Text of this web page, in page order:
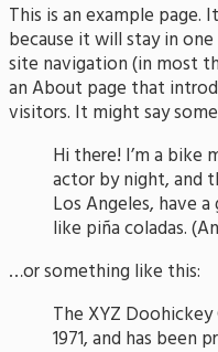
This is an example page.
because it will stay in
site navigation (in most
an About page that
visitors. It might say
Hi there! I’m a bike
actor by night, and
Los Angeles, have
like piña coladas.
…or something like this:
The XYZ
1971, and has been